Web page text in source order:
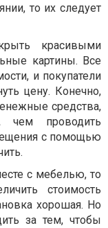
то их следует
красивыми
картины. Все
и покупатели
цену. Конечно,
средства,
чем проводить
с помощью
с мебелью, то
стоимость
хорошая. Но
за тем, чтобы